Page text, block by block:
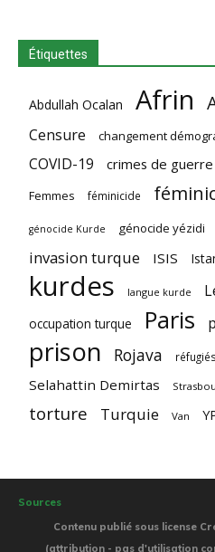
Étiquettes
Abdullah Ocalan Afrin
Censure changement
COVID-19 crimes de guerre
Femmes féminicide
génocide Kurde génocide yézidi
invasion turque ISIS
kurdes langue kurde
occupation turque Paris
prison Rojava réfugiés
Selahattin Demirtas
torture Turquie Van
Sources
Contenu publié sous license
(attribution - pas d'utilisation